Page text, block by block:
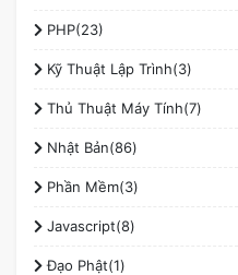
PHP(23)
Kỹ Thuật Lập Trình(3)
Thủ Thuật Máy Tính(7)
Nhật Bản(86)
Phần Mềm(3)
Javascript(8)
Đạo Phật(1)